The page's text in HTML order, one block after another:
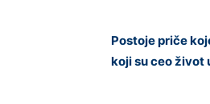
Postoje priče
koji su ceo život